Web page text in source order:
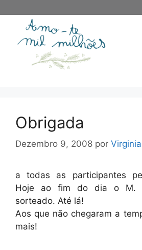
conteúdo
Obrigada
Dezembro 9, 2008 por Virginia
a todas as participantes
Hoje ao fim do dia o M.
sorteado. Até lá!
Aos que não chegaram a
mais!